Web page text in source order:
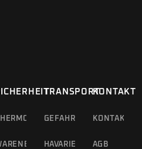
TRANSPORT
GEFAHRGUTTRANSPORT
HAVARIEKONZEPT
KONTAKT
KONTAKT
AGB